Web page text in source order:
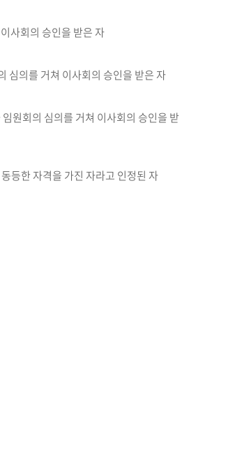
사회의 승인을 받은 자
심의를 거쳐 이사회의 승인을 받은 자
원회의 심의를 거쳐 이사회의 승인을 받
등한 자격을 가진 자라고 인정된 자